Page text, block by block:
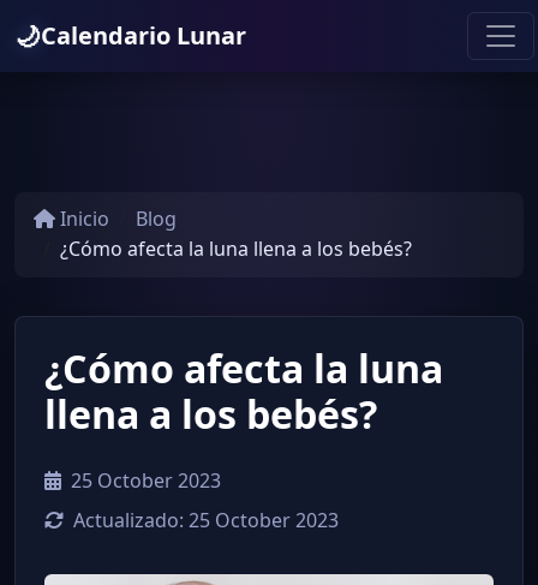
🌙Calendario Lunar
Inicio
Blog
¿Cómo afecta la luna llena a los bebés?
¿Cómo afecta la luna
llena a los bebés?
25 October 2023
Actualizado: 25 October 2023